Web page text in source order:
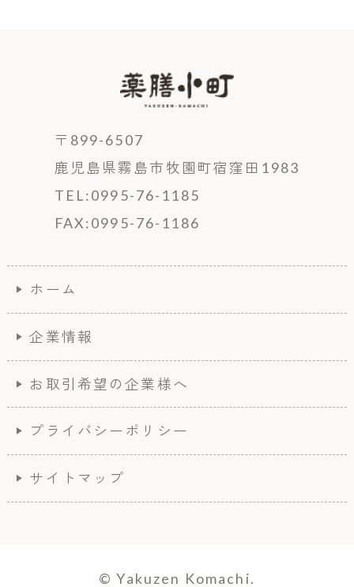
〒899-6507
鹿児島県霧島市牧園町宿窪田1983
TEL:0995-76-1185
FAX:0995-76-1186
ホーム
企業情報
お取引希望の企業様へ
プライバシーポリシー
サイトマップ
© Yakuzen Komachi.